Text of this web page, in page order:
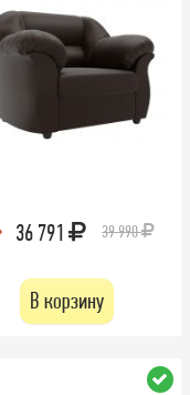
36 791 39 990
В корзину